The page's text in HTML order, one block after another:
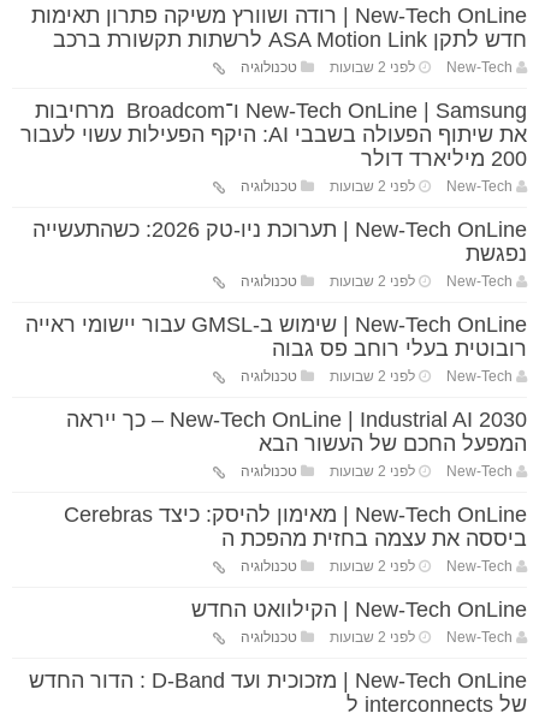
New-Tech OnLine | רודה ושוורץ משיקה פתרון תאימות
חדש לתקן ASA Motion Link לרשתות תקשורת ברכב
New-Tech לפני 2 שבועות טכנולוגיה
New-Tech OnLine | Samsung ו־Broadcom מרחיבות
את שיתוף הפעולה בשבבי AI: היקף הפעילות עשוי לעבור
200 מיליארד דולר
New-Tech לפני 2 שבועות טכנולוגיה
New-Tech OnLine | תערוכת ניו-טק 2026: כשהתעשייה
נפגשת
New-Tech לפני 2 שבועות טכנולוגיה
New-Tech OnLine | שימוש ב-GMSL עבור יישומי ראייה
רובוטית בעלי רוחב פס גבוה
New-Tech לפני 2 שבועות טכנולוגיה
New-Tech OnLine | Industrial AI 2030 – כך ייראה
המפעל החכם של העשור הבא
New-Tech לפני 2 שבועות טכנולוגיה
New-Tech OnLine | מאימון להיסק: כיצד Cerebras
ביססה את עצמה בחזית מהפכת ה
New-Tech לפני 2 שבועות טכנולוגיה
New-Tech OnLine | הקילוואט החדש
New-Tech לפני 2 שבועות טכנולוגיה
New-Tech OnLine | מזכוכית ועד D-Band : הדור החדש
של interconnects ל